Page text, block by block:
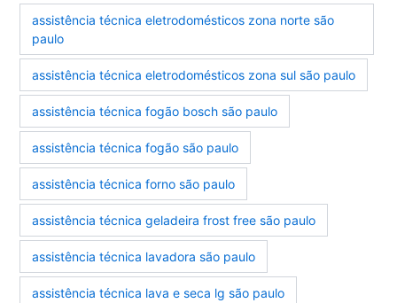
assistência técnica eletrodomésticos zona norte são
paulo
assistência técnica eletrodomésticos zona sul são paulo
assistência técnica fogão bosch são paulo
assistência técnica fogão são paulo
assistência técnica forno são paulo
assistência técnica geladeira frost free são paulo
assistência técnica lavadora são paulo
assistência técnica lava e seca lg são paulo